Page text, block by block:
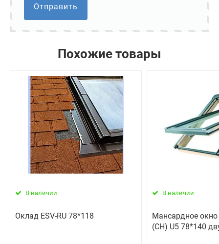
Отправить
Похожие товары
В наличии
Оклад ESV-RU 78*118
В наличии
Мансардное окно
(CH) U5 78*140